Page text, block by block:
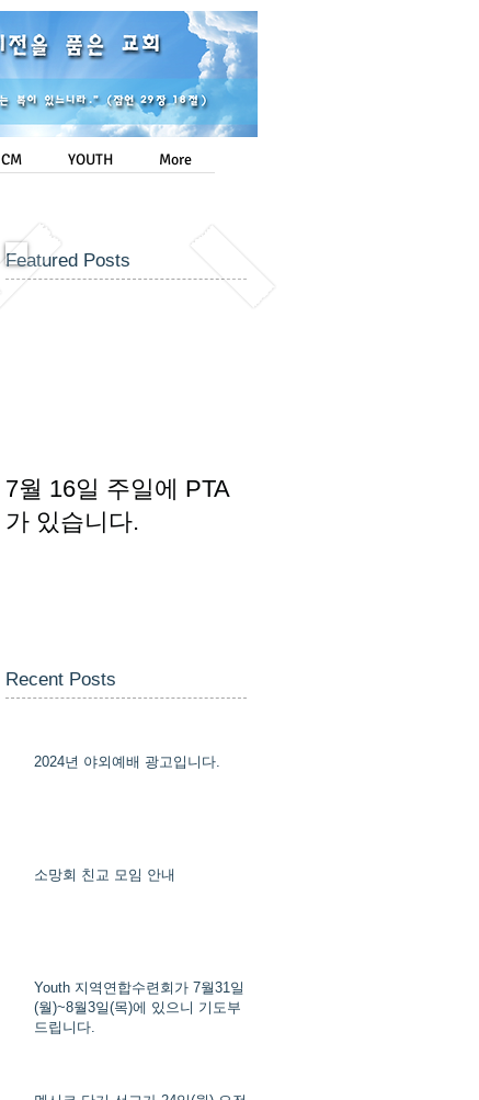
Login/Sign up
CM YOUTH More
Featured Posts
7월 16일 주일에 PTA
가 있습니다.
Recent Posts
2024년 야외예배 광고입니다.
소망회 친교 모임 안내
Youth 지역연합수련회가 7월31일
(월)~8월3일(목)에 있으니 기도부 탁
드립니다.